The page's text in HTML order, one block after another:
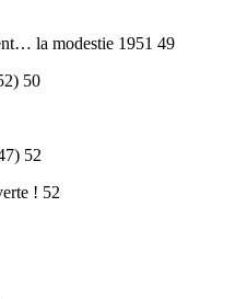
la modestie 1951 49
50
52
! 52